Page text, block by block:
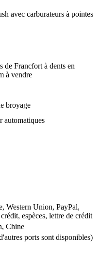
de Francfort à dents en
à vendre
broyage
automatiques
Western Union, PayPal,
espèces, lettre de crédit
Chine
ports sont disponibles)